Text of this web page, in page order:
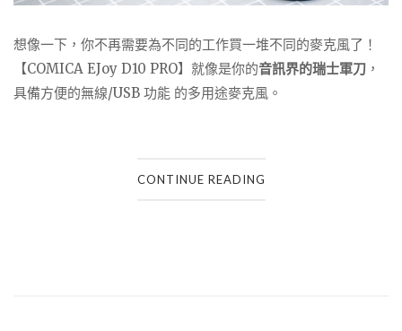
想像一下，你不再需要為不同的工作買一堆不同的麥克風了！
【COMICA EJoy D10 PRO】就像是你的音訊界的瑞士軍刀 ，
具備方便的無線/USB 功能 的多用途麥克風。
CONTINUE READING